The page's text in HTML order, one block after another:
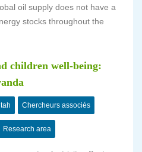
oil supply does not have a
stocks throughout the
children well-being:
Chercheurs associés
Research area